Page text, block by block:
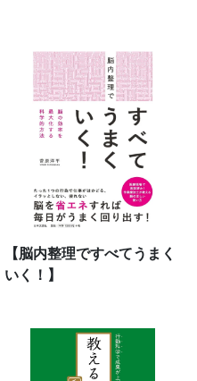
【脳内整理ですべてうまく
いく！】